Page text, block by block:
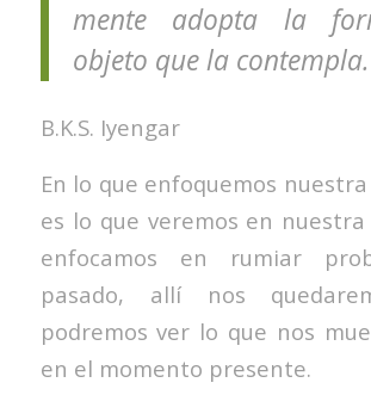
mente adopta la
objeto que la contempla.
B.K.S. Iyengar
En lo que enfoquemos
es lo que veremos en nuestra
enfocamos en rumiar
pasado, allí nos
podremos ver lo que nos
en el momento presente.